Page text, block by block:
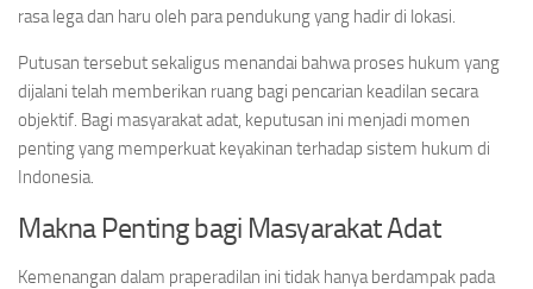
rasa lega dan haru oleh para pendukung yang hadir di lokasi.
Putusan tersebut sekaligus menandai bahwa proses hukum yang
dijalani telah memberikan ruang bagi pencarian keadilan secara
objektif. Bagi masyarakat adat, keputusan ini menjadi momen
penting yang memperkuat keyakinan terhadap sistem hukum di
Indonesia.
Makna Penting bagi Masyarakat Adat
Kemenangan dalam praperadilan ini tidak hanya berdampak pada